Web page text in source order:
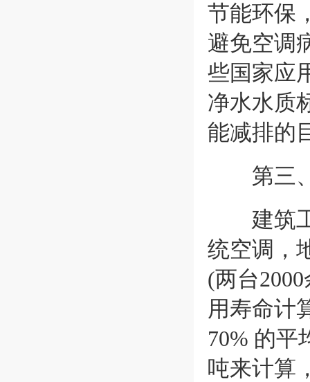
节能环保
避免空调
些国家应
净水水质
能减排的
第三、
建筑工
统空调，
(两台
用寿命计
70% 的平
吨来计算